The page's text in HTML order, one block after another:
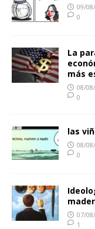
09/
0
La
más
08/
0
las
08/
0
07/
1